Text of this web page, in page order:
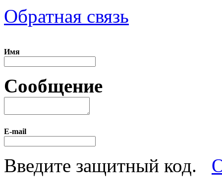
Обратная связь
Имя
Сообщение
E-mail
Введите защитный код.